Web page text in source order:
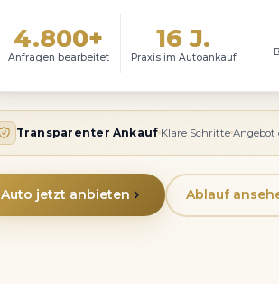
4.800+
Anfragen bearbeitet
16 J.
Praxis im Autoankauf
Transparenter Ankauf Klare Schritte Angebot
Auto jetzt anbieten Ablauf